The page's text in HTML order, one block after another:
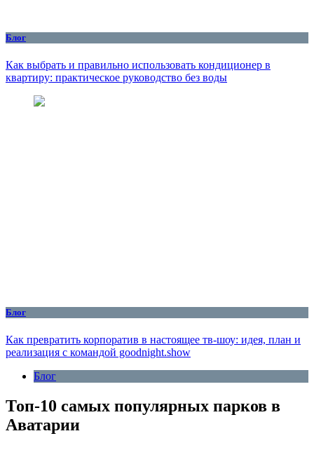
Блог
Как выбрать и правильно использовать кондиционер в
квартиру: практическое руководство без воды
Блог
Как превратить корпоратив в настоящее тв-шоу: идея, план и
реализация с командой goodnight.show
Блог
Топ-10 самых популярных парков в
Аватарии